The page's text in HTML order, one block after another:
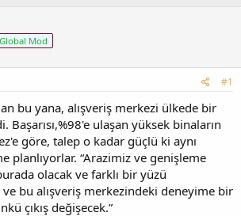
Global Mod
#1
bu yana, alışveriş merkezi ülkede bir
Başarısı,%98'e ulaşan yüksek binaların
göre, talep o kadar güçlü ki aynı
planlıyorlar. “Arazimiz ve genişleme
olacak ve farklı bir yüzü
bu alışveriş merkezindeki deneyime bir
çıkış değişecek.”